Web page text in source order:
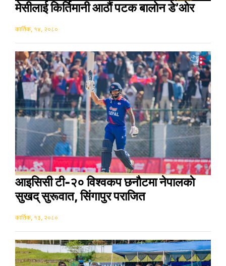
मेसीलाई किर्तिमानी आठौं पटक बालोन डे’ओर
कार्तिक, १४, २०८०
आइसिसी टी-२० विश्वकप छनाैटमा नेपालकाे
सुखद् सुरूवात, सिंगापुर पराजित
कार्तिक, १३, २०८०